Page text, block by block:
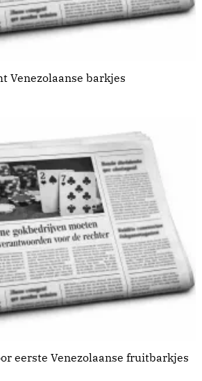
Venezolaanse barkjes
eerste Venezolaanse fruitbarkjes